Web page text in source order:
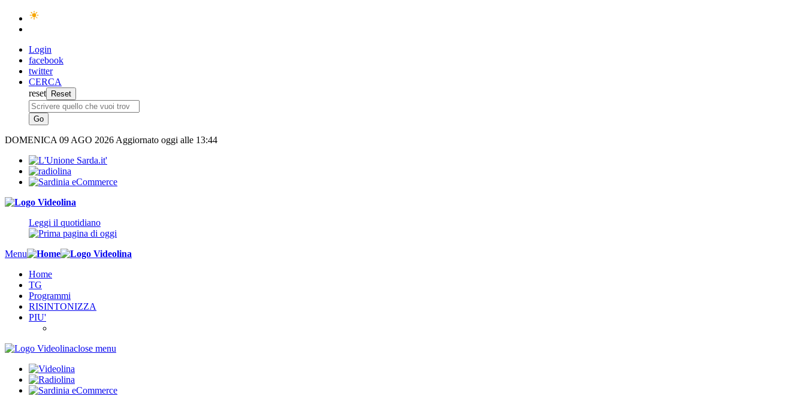
Login
facebook
twitter
CERCA
reset
DOMENICA 09 AGO 2026 Aggiornato oggi alle 13:44
Leggi il quotidiano
Menu
Home
TG
Programmi
RISINTONIZZA
PIU'
close menu